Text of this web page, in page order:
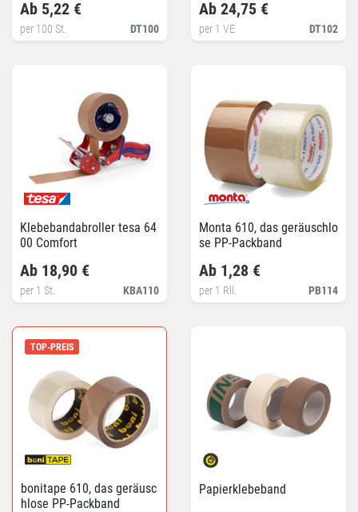
DT100
Ab 5,22 €
per 100 St. DT102
Ab 24,75 €
per 1 VE
Klebebandabroller tesa 64
00 Comfort
KBA110
Ab 18,90 €
per 1 St.
Monta 610, das geräuschlo
se PP-Packband
PB114
Ab 1,28 €
per 1 Rll.
TOP-PREIS
bonitape 610, das geräusc
hlose PP-Packband
Papierklebeband